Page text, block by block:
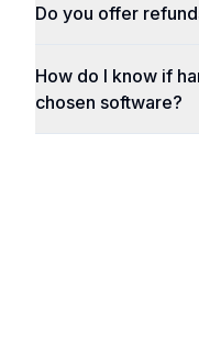
Do you offer
How do I know if
chosen software?